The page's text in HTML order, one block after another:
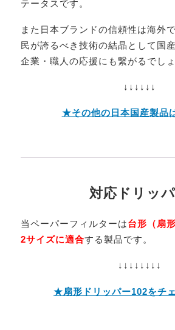
テータスです。
また日本ブランドの信頼性は海外
民が誇るべき技術の結晶として国
企業・職人の応援にも繋がるでしょ
↓↓↓↓↓↓
★その他の日本国産製品
対応ドリッ
当ペーパーフィルターは台形（扇
2サイズに適合する製品です。
↓↓↓↓↓↓↓↓
★扇形ドリッパー102をチ